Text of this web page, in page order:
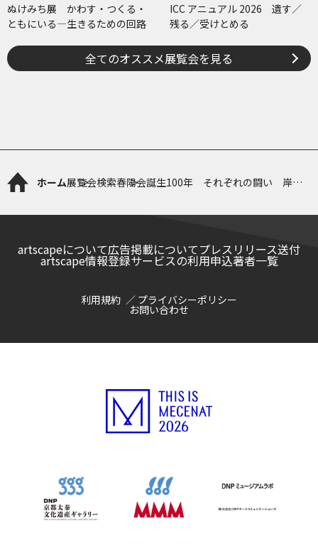
ぬけみち展 かわす・つくる・
ともにいる―生きるための回路
ICC アニュアル 2026 遺す／
残る／受けとめる
全てのオススメ展覧会を見る
ホーム展覧会検索春陽会誕生100年 それぞれの闘い 岸田
artscapeについて広告掲載についてプレスリリース送付
artscape情報登録サービスの利用申込著者一覧
利用規約 プライバシーポリシー
お問い合わせ